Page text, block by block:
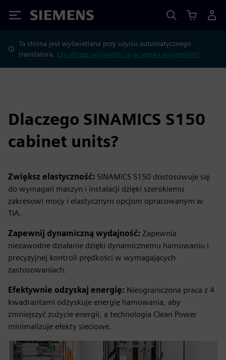
Siemens
Ta strona jest wyświetlana przy użyciu automatycznego
translatora. Czy chcesz wyświetlić ją w języku angielskim?
Dlaczego SINAMICS S150
cabinet units?
Zwiększ elastyczność: SINAMICS S150 dostosowuje się
do wymagań maszyn i instalacji dzięki szerokiemu
zakresowi mocy i elastycznym opcjom opracowanym w
TIA.
Zapewnij dynamiczną wydajność: Zapewnia
niezawodne działanie dzięki dynamicznemu hamowaniu i
precyzyjnej kontroli prędkości w wymagających
zastosowaniach.
Efektywnie odzyskaj energię: Nieograniczona praca z 4
kwadrantami odzyskuje energię hamowania, aby
zmniejszyć zużycie energii, a technologia Clean Power
minimalizuje efekty sieciowe.